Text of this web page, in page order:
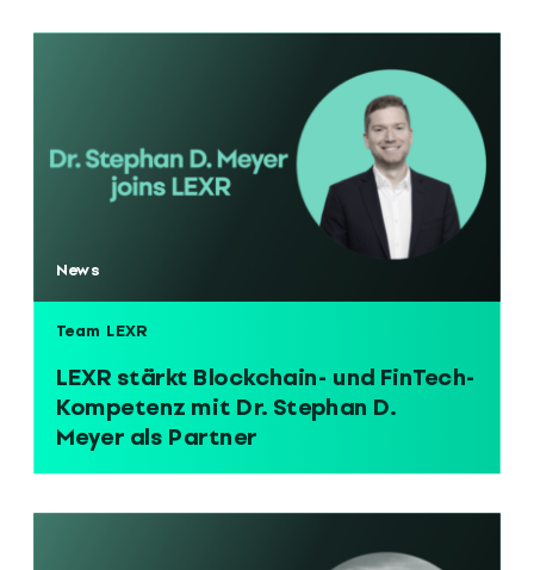
News
Team LEXR
LEXR stärkt Blockchain- und FinTech-
Kompetenz mit Dr. Stephan D.
Meyer als Partner